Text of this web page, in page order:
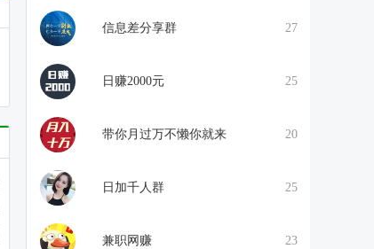
信息差分享群 27
日赚2000元 25
带你月过万不懒你就来 20
日加千人群 25
兼职网赚 23